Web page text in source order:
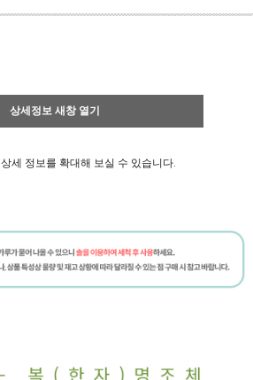
상세정보 새창 열기
상세 정보를 확대해 보실 수 있습니다.